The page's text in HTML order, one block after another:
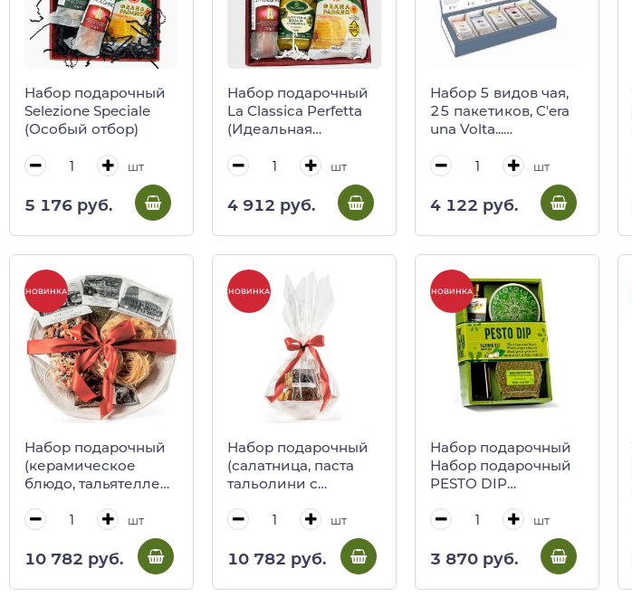
Набор подарочный
Selezione Speciale
(Особый отбор)
шт
5 176 руб.
Набор подарочный
La Classica Perfetta
(Идеальная
шт
4 912 руб.
Набор 5 видов чая,
25 пакетиков, C'era
una Volta...
картонной коробке,
шт
4 122 руб.
НОВИНКА
Набор подарочный
(керамическое
блюдо, тальятелле
песто, паста джильи,
пикантиссимо)
шт
10 782 руб.
НОВИНКА
Набор подарочный
(салатница, паста
тальолини с
спагеттата с
тальятелле яичная)
шт
10 782 руб.
НОВИНКА
Набор подарочный
Набор подарочный
PESTO DIP
тарелка, масло
приправа песто)
шт
3 870 руб.